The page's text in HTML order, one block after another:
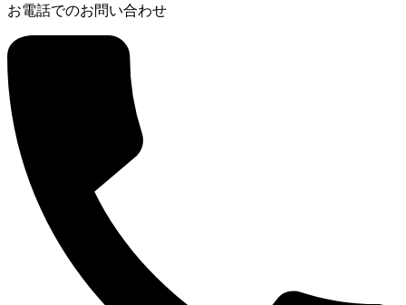
お電話でのお問い合わせ